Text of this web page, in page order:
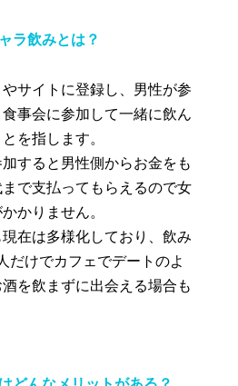
ラ飲みとは？
サイトに登録し、男性が参
事会に参加して一緒に飲ん
を指します。
すると男性側からお金をも
で支払ってもらえるので女
かりません。
在は多様化しており、飲み
だけでカフェでデートのよ
を飲まずに出会える場合も